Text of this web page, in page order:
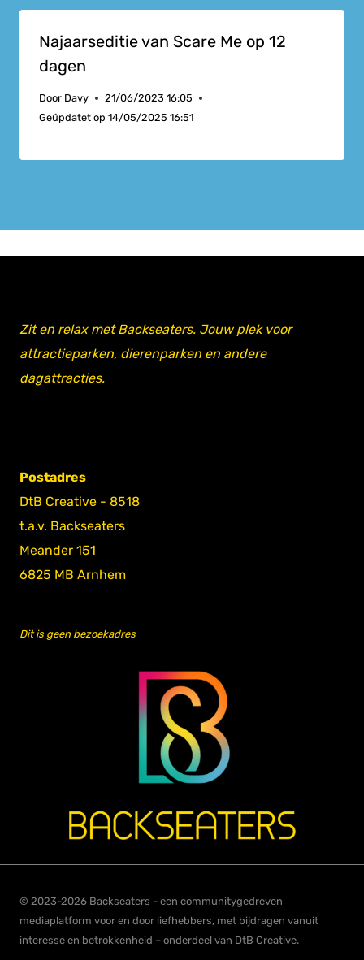
Najaarseditie van Scare Me op 12
dagen
Door Davy
21/06/2023 16:05
Geüpdatet op 14/05/2025 16:51
Zit en relax met Backseaters. Jouw plek voor
attractieparken, dierenparken en andere
dagattracties.
Postadres
DtB Creative - 8518
t.a.v. Backseaters
Meander 151
6825 MB Arnhem
Dit is geen bezoekadres
© 2023-2026 Backseaters - een communitygedreven
mediaplatform voor en door liefhebbers, met bijdragen vanuit
interesse en betrokkenheid – onderdeel van DtB Creative.